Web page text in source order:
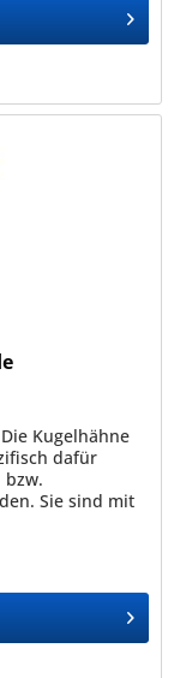
Kugelhähne
dafür
Sie sind mit